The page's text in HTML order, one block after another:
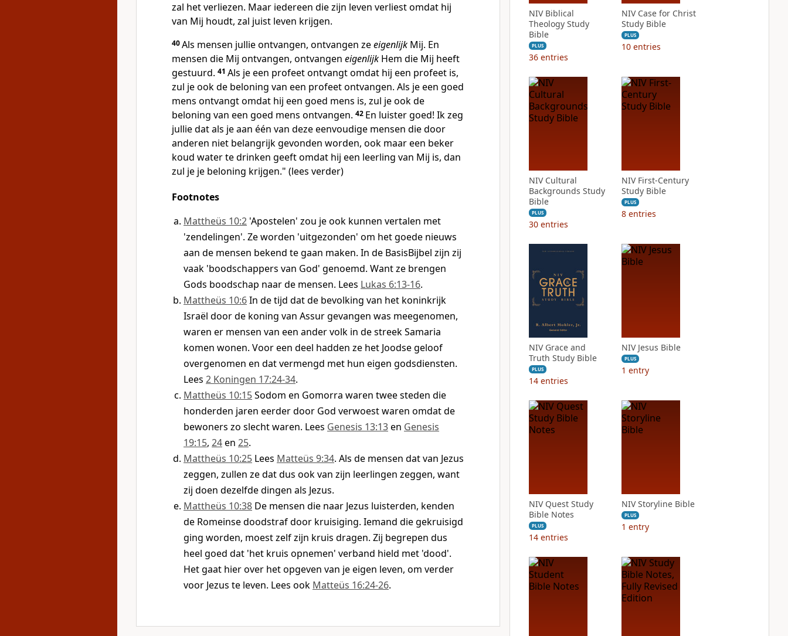
zal het verliezen. Maar iedereen die zijn leven verliest omdat hij
van Mij houdt, zal juist leven krijgen.
40Als mensen jullie ontvangen, ontvangen zeeigenlijk Mij. En
mensen die Mij ontvangen, ontvangen eigenlijk Hem die Mij heeft
gestuurd. 41 Als je een profeet ontvangt omdat hij een profeet is,
zul je ook de beloning van een profeet ontvangen. Als je een goed
mens ontvangt omdat hij een goed mens is, zul je ook de
beloning van een goed mens ontvangen. 42 En luister goed! Ik zeg
jullie dat als je aan één van deze eenvoudige mensen die door
anderen niet belangrijk gevonden worden, ook maar een beker
koud water te drinken geeft omdat hij een leerling van Mij is, dan
zul je je beloning krijgen." (lees verder)
Footnotes
Mattheüs 10:2 'Apostelen' zou je ook kunnen vertalen met
'zendelingen'. Ze worden 'uitgezonden' om het goede nieuws
aan de mensen bekend te gaan maken. In de BasisBijbel zijn zij
vaak 'boodschappers van God' genoemd. Want ze brengen
Gods boodschap naar de mensen. Lees Lukas 6:13-16.
Mattheüs 10:6In de tijd dat de bevolking van het koninkrijk
Israël door de koning van Assur gevangen was meegenomen,
waren er mensen van een ander volk in de streek Samaria
komen wonen. Voor een deel hadden ze het Joodse geloof
overgenomen en dat vermengd met hun eigen godsdiensten.
Lees 2 Koningen 17:24-34.
Mattheüs 10:15Sodom en Gomorra waren twee steden die
honderden jaren eerder door God verwoest waren omdat de
bewoners zo slecht waren. Lees Genesis 13:13en Genesis
19:15, 24en 25.
Mattheüs 10:25 Lees Matteüs 9:34. Als de mensen dat van Jezus
zeggen, zullen ze dat dus ook van zijn leerlingen zeggen, want
zij doen dezelfde dingen als Jezus.
Mattheüs 10:38 De mensen die naar Jezus luisterden, kenden
de Romeinse doodstraf door kruisiging. Iemand die gekruisigd
ging worden, moest zelf zijn kruis dragen. Zij begrepen dus
heel goed dat 'het kruis opnemen' verband hield met 'dood'.
Het gaat hier over het opgeven van je eigen leven, om verder
voor Jezus te leven. Lees ook Matteüs 16:24-26.
NIV Biblical
Theology Study
Bible
PLUS
36 entries
NIV Case for Christ
Study Bible
PLUS
10 entries
NIV Cultural
Backgrounds Study
Bible
PLUS
30 entries
NIV First-Century
Study Bible
PLUS
8 entries
NIV Grace and
Truth Study Bible
PLUS
14 entries
NIV Jesus Bible
PLUS
1 entry
NIV Quest Study
Bible Notes
PLUS
14 entries
NIV Storyline Bible
PLUS
1 entry